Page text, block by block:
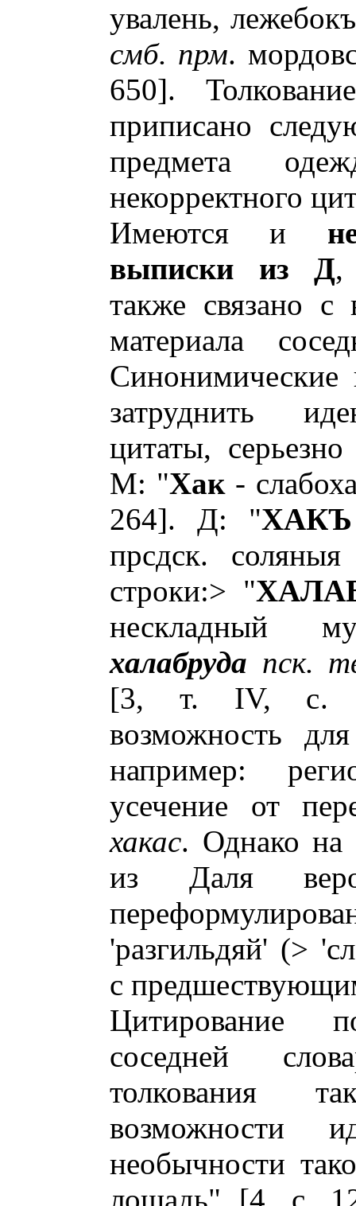
увалень,
смб. прм.
650].
приписано
предмета
некорректного
Имеются и
выписки из Д,
также связано с
материала
Синонимические
затруднить
цитаты,
М: "Хак-
264]. Д: "ХАКЪ
прсдск.
строки:> "
халабруда пск.
[3, т. IV, с.
возможность
например:
усечение от
хакас. Однако на
из Даля
'разгильдяй' (>
с
Цитирование
соседней
толкования
возможности
необычности